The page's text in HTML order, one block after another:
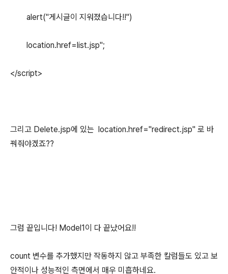
alert("게시글이 지워졌습니다!!")
location.href=list.jsp";
</script>
그리고 Delete.jsp에 있는 location.href="redirect.jsp" 로 바
꿔줘야겠죠??
그럼 끝입니다! Model1이 다 끝났어요!!
count 변수를 추가했지만 작동하지 않고 부족한 칼럼들도 있고 보
안적이나 성능적인 측면에서 매우 미흡하네요.